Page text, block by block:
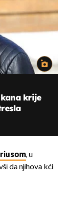
krije
, u
da njihova kći